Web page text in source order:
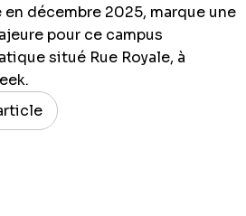
décembre 2025, marque une
pour ce campus
situé Rue Royale, à